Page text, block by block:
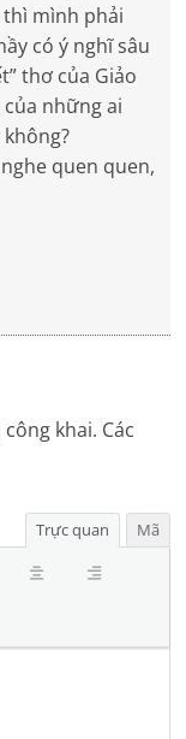
mình phải
có ý nghĩ sâu
thơ của Giảo
những ai
quen quen,
khai. Các
Trực quan Mã